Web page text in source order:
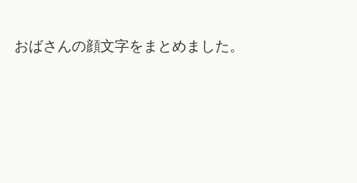
おばさんの顔文字をまとめました。